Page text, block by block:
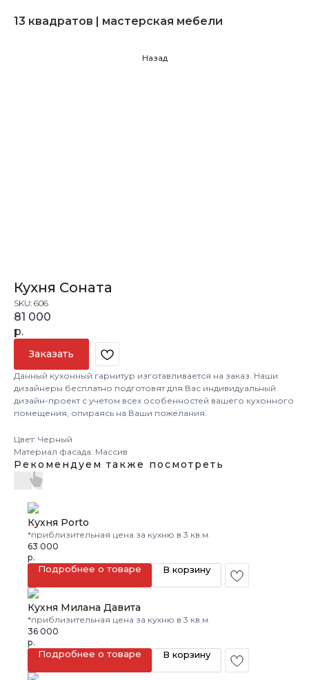
13 квадратов | мастерская мебели
Назад
Кухня Соната
SKU: 606
81 000
р.
Заказать
Данный кухонный гарнитур изготавливается на заказ. Наши
дизайнеры бесплатно подготовят для Вас индивидуальный
дизайн-проект с учетом всех особенностей вашего кухонного
помещения, опираясь на Ваши пожелания.
Цвет: Черный
Материал фасада: Массив
Рекомендуем также посмотреть
Кухня Porto
*приблизительная цена за кухню в 3 кв.м.
63 000
р.
Подробнее о товаре В корзину
Кухня Милана Давита
*приблизительная цена за кухню в 3 кв.м.
36 000
р.
Подробнее о товаре В корзину